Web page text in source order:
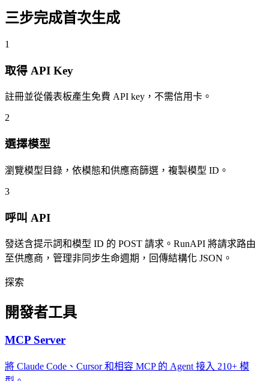
三步完成首次生成
1
取得 API Key
註冊並從儀表板產生免費 API key，不需信用卡。
2
選擇模型
瀏覽模型目錄，依模態和供應商篩選，複製模型 ID。
3
呼叫 API
發送含提示詞和模型 ID 的 POST 請求。RunAPI 將請求路由
至供應商，管理非同步生命週期，回傳結構化 JSON。
探索
開發者工具
MCP Server
將 Claude Code、Cursor 和相容 MCP 的 Agent 接入 210+ 模